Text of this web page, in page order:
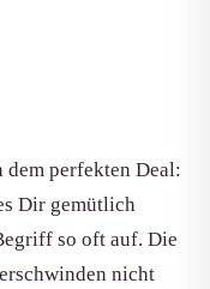
perfekten Deal:
Dir gemütlich
so oft auf. Die
nicht